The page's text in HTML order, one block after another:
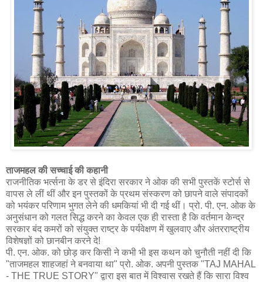
ताजमहल की सच्चाई की कहानी
राजनीतिक भर्त्सना के डर से इंदिरा सरकार ने ओक की सभी पुस्तकें स्टोर्स से
वापस ले लीं थीं और इन पुस्तकों के प्रथम संस्करण को छापने वाले संपादकों
को भयंकर परिणाम भुगत लेने की धमकियां भी दी गई थीं। प्रो. पी. एन. ओक के
अनुसंधान को गलत सिद्ध करने का केवल एक ही रास्ता है कि वर्तमान केन्द्र
सरकार बंद कमरों को संयुक्त राष्ट्र के पर्यवेक्षण में खुलवाए और अंतरराष्ट्रीय
विशेषज्ञों को छानबीन करने दे!
पी. एन. ओक. को छोड़ कर किसी ने कभी भी इस कथन को चुनौती नहीं दी कि
"ताजमहल शाहजहां ने बनवाया था" प्रो. ओक. अपनी पुस्तक "TAJ MAHAL
- THE TRUE STORY" द्वारा इस बात में विश्वास रखते हैं कि सारा विश्व